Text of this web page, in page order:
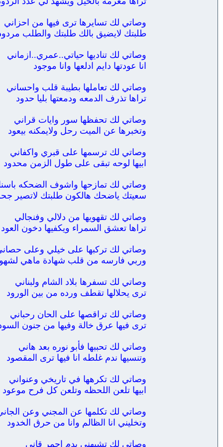
وصاتي لك تسايرها ترى فيها من احزاني
طلبتك لايضيق بالك طلبتك والطلب
وصاتي لك تناديها حياتي..عمري..ازماني
انا عودتها دايم ادلعها وانا موجود
وصاتي لك تعاملها بطيبة قلب واحساني
تراها تذرف الدمعه ودمعتها بليا حدود
وصاتي لك تحفظها سور وايات قراني
وتخبرها عن الميت رحل ولايمكنه بيعود
وصاتي لك ترسمها على قبري واكفاني
ابيها لوحه تبقى على طول الزمن محدود
وصاتي لك تمازحها واشوف الضحكه
سعيتك ياضحك هالكون طلبتك لاتصير
وصاتي لك تقهويها من دلالي وفنجالي
تراها تعشق السمراء ويكفيها دخون العود
وصاتي لك تركبها على خيلي وعلى
وربي فارسه من قلب شهادة ماهي
وصاتي لك تسفرها بلاد الشام ولبناني
ترى يحلالها تقطف ورده من بين الورود
وصاتي لك تراقصها على الحان رحباني
ترى فيها عرق خالة وفيها من جنون
وصاتي لك تحببها فأبو نوره بعد هاني
وتنسيها ندم غلطه انا فيها ترى المقصود
وصاتي لك تكرهها في تاريخي وعنواني
ابيها تلعن اللحظه وتلعن كل فرح موعود
وصاتي لك تكلمها عن المجني وعن
وتخليني انا الظالم وانا من حرق الخدود
وصاتي لك تشبهني بدم احمر قاني